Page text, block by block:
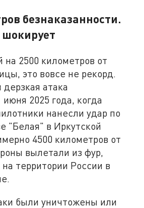
безнаказанности.
2500 километров от
это вовсе не рекорд.
атака
2025 года, когда
нанесли удар по
"Белая" в Иркутской
4500 километров от
вылетали из фур,
территории России в
были уничтожены или